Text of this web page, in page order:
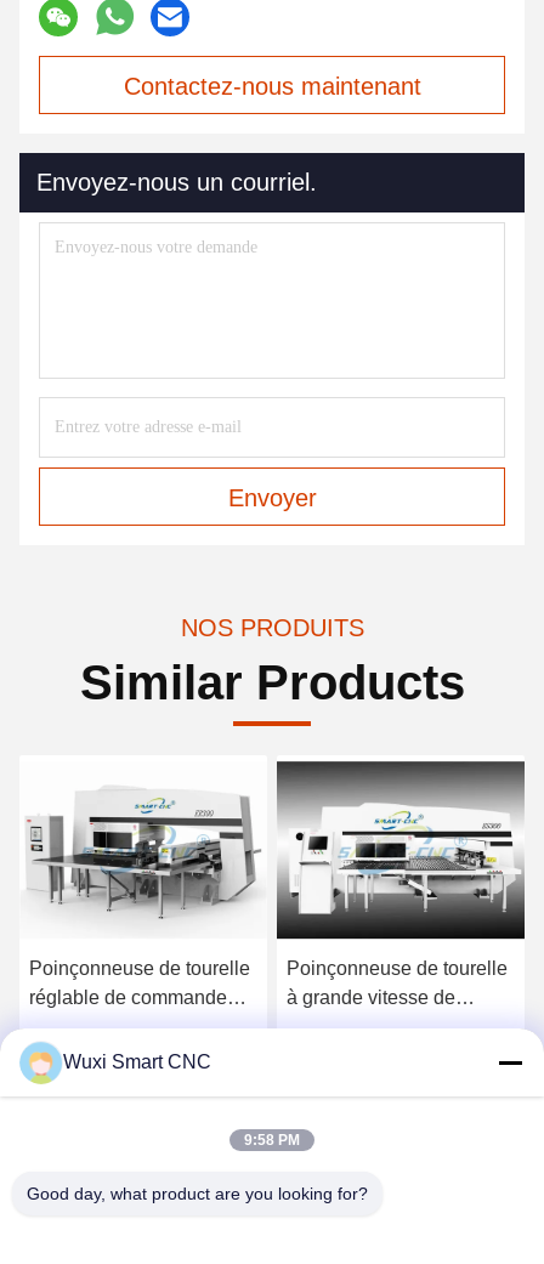
Contactez-nous maintenant
Envoyez-nous un courriel.
Envoyer
NOS PRODUITS
Similar Products
Poinçonneuse de tourelle
réglable de commande
numérique par ordinateur
de vitesse, poinçonneuse
industrielle
Obtenez le meilleur prix
Poinçonneuse de tourelle
à grande vitesse de
commande numérique par
numérique par ordinateur
Obtenez le meilleur prix
Wuxi Smart CNC
9:58 PM
Good day, what product are you looking for?